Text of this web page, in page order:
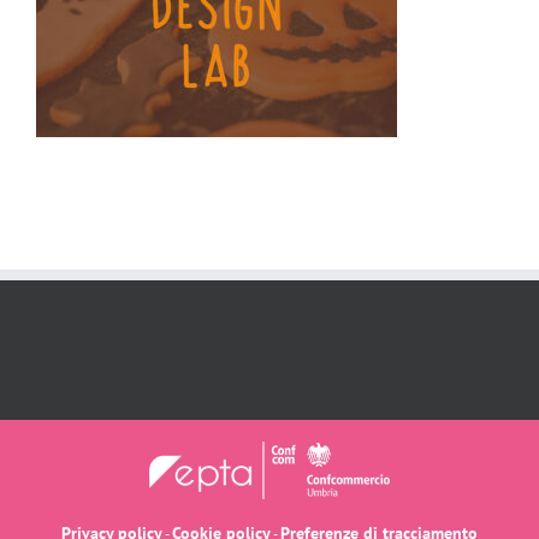
Privacy policy-Cookie policy-Preferenze di tracciamento